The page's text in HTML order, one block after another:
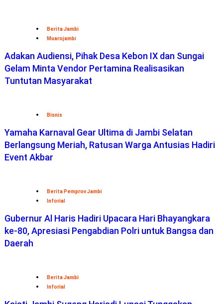
Berita Jambi
Muarojambi
Adakan Audiensi, Pihak Desa Kebon IX dan Sungai
Gelam Minta Vendor Pertamina Realisasikan
Tuntutan Masyarakat
Bisnis
Yamaha Karnaval Gear Ultima di Jambi Selatan
Berlangsung Meriah, Ratusan Warga Antusias Hadiri
Event Akbar
Berita Pemprov Jambi
Inforial
Gubernur Al Haris Hadiri Upacara Hari Bhayangkara
ke-80, Apresiasi Pengabdian Polri untuk Bangsa dan
Daerah
Berita Jambi
Inforial